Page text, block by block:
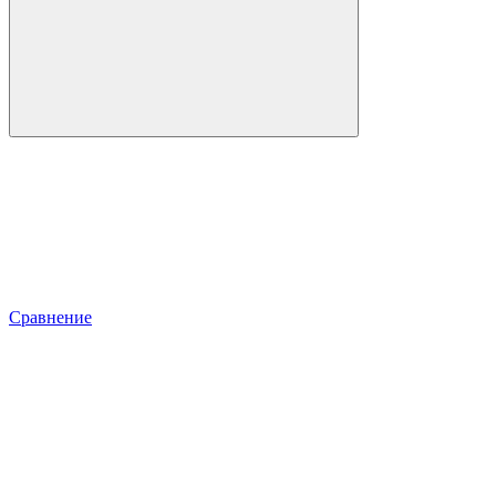
Сравнение